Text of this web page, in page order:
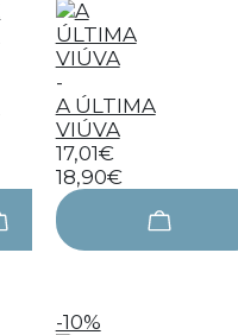
-
A ÚLTIMA
VIÚVA
17,01€
18,90€
-10%